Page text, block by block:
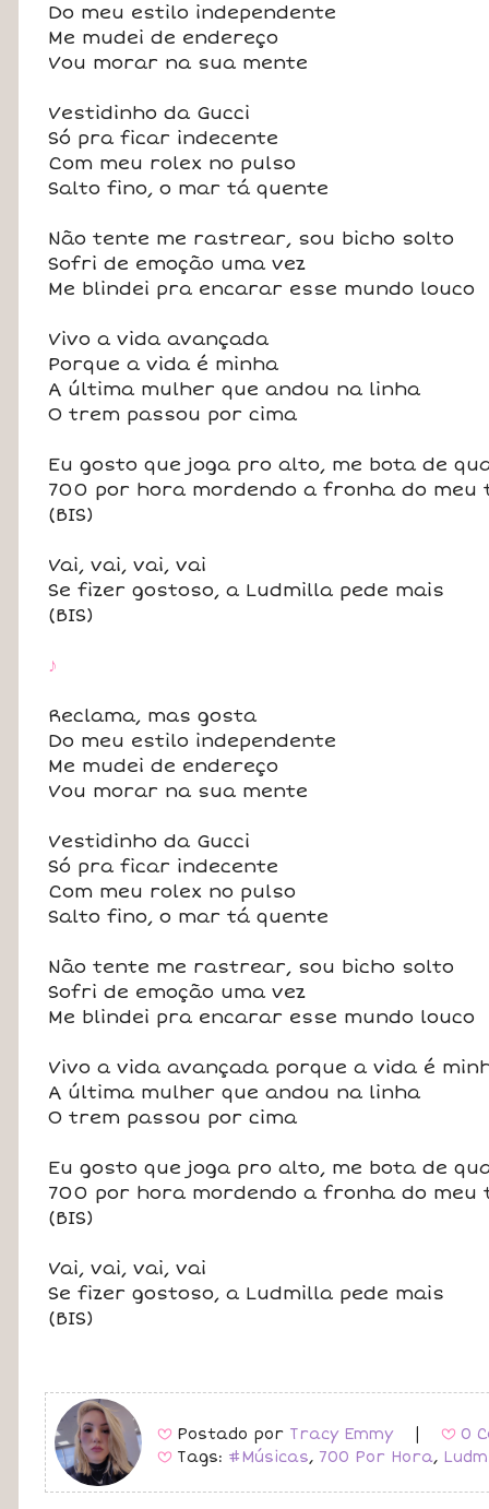
Do meu estilo independente
Me mudei de endereço
Vou morar na sua mente
Vestidinho da Gucci
Só pra ficar indecente
Com meu rolex no pulso
Salto fino, o mar tá quente
Não tente me rastrear, sou bicho solto
Sofri de emoção uma vez
Me blindei pra encarar esse mundo louco
Vivo a vida avançada
Porque a vida é minha
A última mulher que andou na linha
O trem passou por cima
Eu gosto que joga pro alto, me bota de
700 por hora mordendo a fronha do meu
(BIS)
Vai, vai, vai, vai
Se fizer gostoso, a Ludmilla pede mais
(BIS)
♪
Reclama, mas gosta
Do meu estilo independente
Me mudei de endereço
Vou morar na sua mente
Vestidinho da Gucci
Só pra ficar indecente
Com meu rolex no pulso
Salto fino, o mar tá quente
Não tente me rastrear, sou bicho solto
Sofri de emoção uma vez
Me blindei pra encarar esse mundo louco
Vivo a vida avançada porque a vida é
A última mulher que andou na linha
O trem passou por cima
Eu gosto que joga pro alto, me bota de
700 por hora mordendo a fronha do meu
(BIS)
Vai, vai, vai, vai
Se fizer gostoso, a Ludmilla pede mais
(BIS)
B Postado por Tracy Emmy B 0
B Tags: #Músicas, 700 Por Hora,